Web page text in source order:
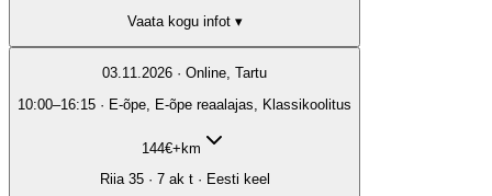
Vaata kogu infot ▾
03.11.2026 · Online, Tartu
10:00–16:15 · E-õpe, E-õpe reaalajas, Klassikoolitus
144€+km
Riia 35 · 7 ak t · Eesti keel